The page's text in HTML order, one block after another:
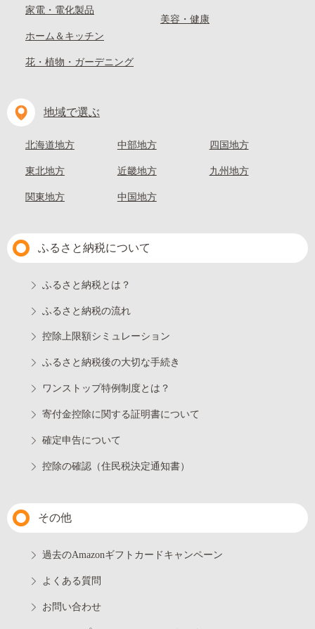
家電・電化製品
ホーム＆キッチン
花・植物・ガーデニング
美容・健康
地域で選ぶ
北海道地方
東北地方
関東地方
中部地方
近畿地方
中国地方
四国地方
九州地方
ふるさと納税について
ふるさと納税とは？
ふるさと納税の流れ
控除上限額シミュレーション
ふるさと納税後の大切な手続き
ワンストップ特例制度とは？
寄付金控除に関する証明書について
確定申告について
控除の確認（住民税決定通知書）
その他
過去のAmazonギフトカードキャンペーン
よくある質問
お問い合わせ